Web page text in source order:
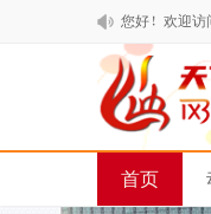
您好！欢迎访
首页